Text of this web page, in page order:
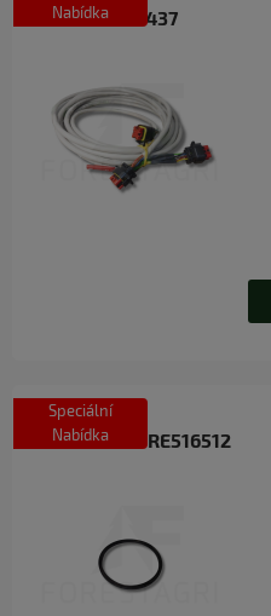
Kabel - F619437
Nabídka
O-kroužek - RE516512
Speciální
Nabídka